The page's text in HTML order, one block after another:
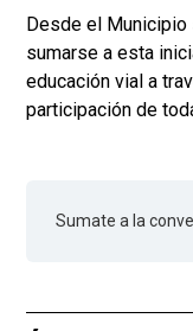
Desde el
sumarse a esta
educación vial a
participación de
Sumate a la